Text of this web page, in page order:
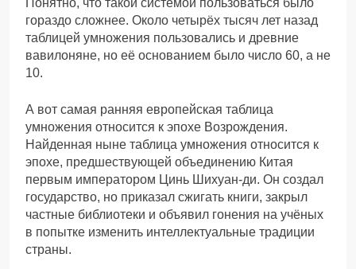
гораздо сложнее. Около четырёх тысяч лет назад
таблицей умножения пользовались и древние
вавилоняне, но её основанием было число 60, а не
10.
А вот самая ранняя европейская таблица
умножения относится к эпохе Возрождения.
Найденная ныне таблица умножения относится к
эпохе, предшествующей объединению Китая
первым императором Цинь Шихуан-ди. Он создал
государство, но приказал сжигать книги, закрыл
частные библиотеки и объявил гонения на учёных
в попытке изменить интеллектуальные традиции
страны.